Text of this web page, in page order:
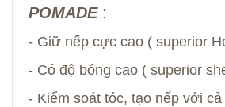
POMADE :
- Giữ nếp cực cao ( superior
- Có độ bóng cao ( superior
- Kiểm soát tóc, tạo nếp với